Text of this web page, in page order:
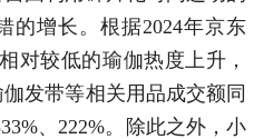
的增长。根据2024年京东
对较低的瑜伽热度上升，
发带等相关用品成交额同
、222%。除此之外，小